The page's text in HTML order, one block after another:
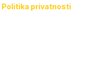
Politika privatnosti